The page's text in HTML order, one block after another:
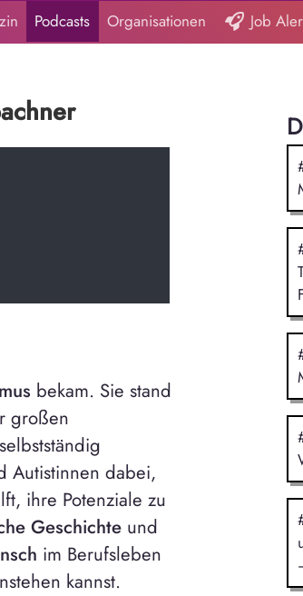
Podcasts Organisationen Job
bekam. Sie stand
großen
Autistinnen dabei,
ihre Potenziale zu
Geschichteund
im Berufsleben
kannst.